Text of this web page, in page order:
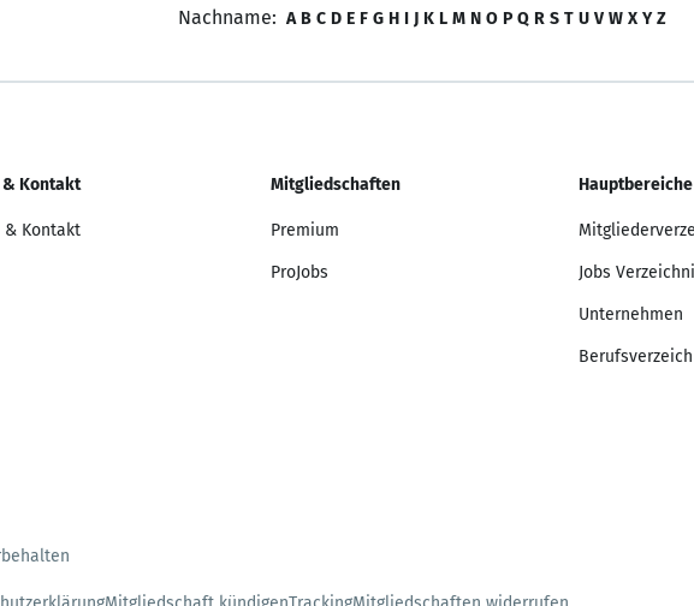
Nachname: A B C D E F G H I J K L M N O P Q R S T U V W X Y Z
& Kontakt
& Kontakt
Mitgliedschaften
Premium
ProJobs
Hauptbereiche
Jobs
Unternehmen